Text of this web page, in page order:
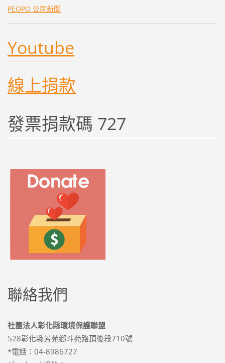
PEOPO 公民新聞
Youtube
線上捐款
發票捐款碼 727
聯絡我們
社團法人彰化縣環境保護聯盟
528彰化縣芳苑鄉斗苑路頂後段710號
*電話：04-8986727